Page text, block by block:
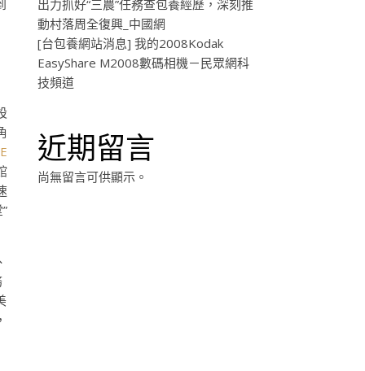
出力抓好“三農”任務查包養經歷，深刻推
動村落周全復興_中國網
[台包養網站消息] 我的2008Kodak
EasyShare M2008數碼相機－民眾網科
技頻道
近期留言
尚無留言可供顯示。